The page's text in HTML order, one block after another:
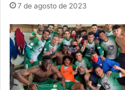
7 de agosto de 2023